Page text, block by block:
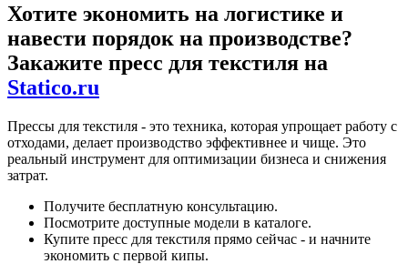
Хотите экономить на логистике и
навести порядок на производстве?
Закажите пресс для текстиля на
Statico.ru
Прессы для текстиля - это техника, которая упрощает работу с
отходами, делает производство эффективнее и чище. Это
реальный инструмент для оптимизации бизнеса и снижения
затрат.
Получите бесплатную консультацию.
Посмотрите доступные модели в каталоге.
Купите пресс для текстиля прямо сейчас - и начните
экономить с первой кипы.